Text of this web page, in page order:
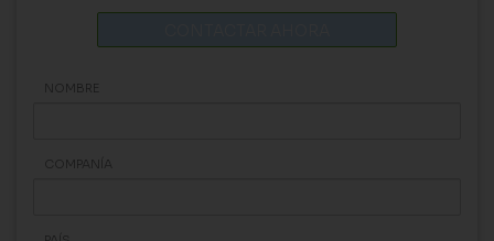
NOMBRE
COMPANÍA